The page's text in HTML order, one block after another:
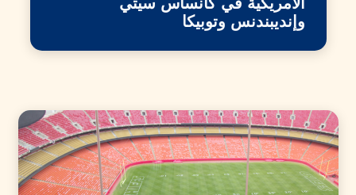
الأمريكية في كانساس سيتي
وإنديبندنس وتوبيكا